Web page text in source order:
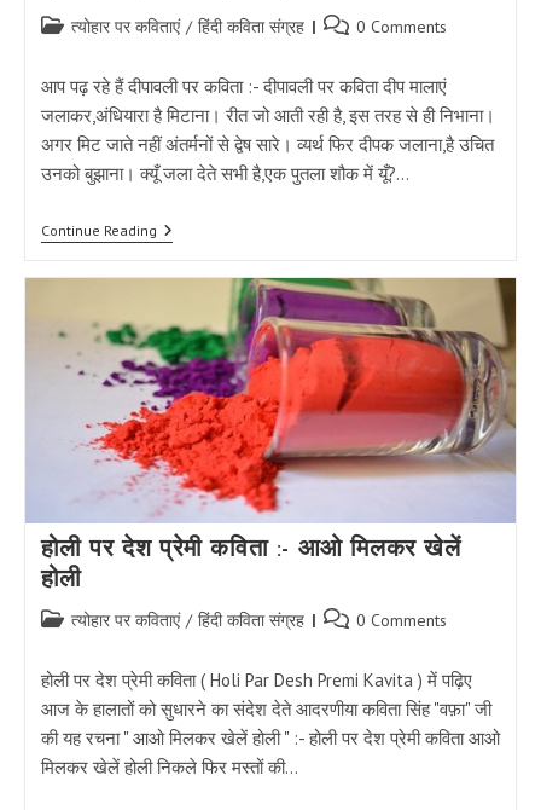
Post त्योहार पर कविताएं / हिंदी कविता संग्रह
Post 0 Comments
आप पढ़ रहे हैं दीपावली पर कविता :- दीपावली पर कविता दीप मालाएं
जलाकर,अंधियारा है मिटाना। रीत जो आती रही है, इस तरह से ही निभाना।
अगर मिट जाते नहीं अंतर्मनों से द्वेष सारे। व्यर्थ फिर दीपक जलाना,है उचित
उनको बुझाना। क्यूँ जला देते सभी है,एक पुतला शौक में यूँ?…
Continue Readingदीपावली
पर
Par
Kavita
होली पर देश प्रेमी कविता :- आओ मिलकर खेलें
होली
Post त्योहार पर कविताएं / हिंदी कविता संग्रह
Post 0 Comments
होली पर देश प्रेमी कविता ( Holi Par Desh Premi Kavita ) में पढ़िए
आज के हालातों को सुधारने का संदेश देते आदरणीया कविता सिंह "वफ़ा" जी
की यह रचना " आओ मिलकर खेलें होली " :- होली पर देश प्रेमी कविता आओ
मिलकर खेलें होली निकले फिर मस्तों की…